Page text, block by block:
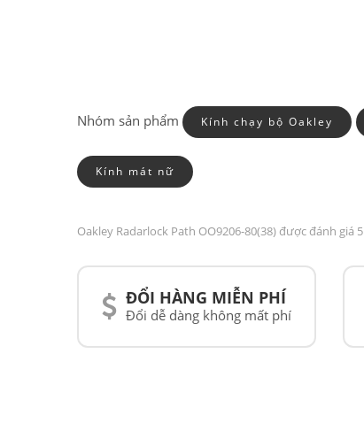
Nhóm sản phẩm Kính chạy bộ Oakley
Kính mát nữ
Oakley Radarlock Path OO9206-80(38) được đánh giá 5
ĐỔI HÀNG MIỄN PHÍ
Đổi dễ dàng không mất phí